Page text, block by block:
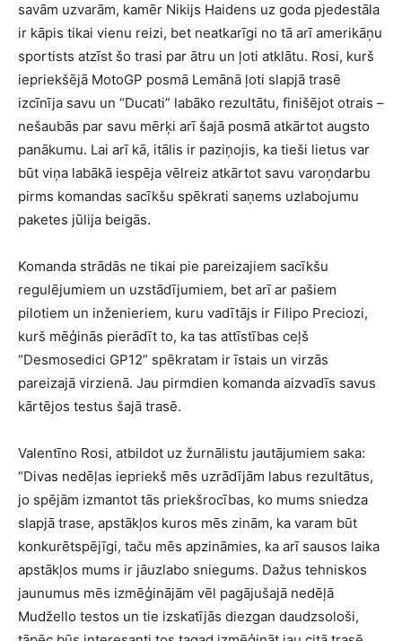
savām uzvarām, kamēr Nikijs Haidens uz goda pjedestāla
ir kāpis tikai vienu reizi, bet neatkarīgi no tā arī amerikāņu
sportists atzīst šo trasi par ātru un ļoti atklātu. Rosi, kurš
iepriekšējā MotoGP posmā Lemānā ļoti slapjā trasē
izcīnīja savu un “Ducati” labāko rezultātu, finišējot otrais –
nešaubās par savu mērķi arī šajā posmā atkārtot augsto
panākumu. Lai arī kā, itālis ir paziņojis, ka tieši lietus var
būt viņa labākā iespēja vēlreiz atkārtot savu varoņdarbu
pirms komandas sacīkšu spēkrati saņems uzlabojumu
paketes jūlija beigās.
Komanda strādās ne tikai pie pareizajiem sacīkšu
regulējumiem un uzstādījumiem, bet arī ar pašiem
pilotiem un inženieriem, kuru vadītājs ir Filipo Preciozi,
kurš mēģinās pierādīt to, ka tas attīstības ceļš
“Desmosedici GP12” spēkratam ir īstais un virzās
pareizajā virzienā. Jau pirmdien komanda aizvadīs savus
kārtējos testus šajā trasē.
Valentīno Rosi, atbildot uz žurnālistu jautājumiem saka:
“Divas nedēļas iepriekš mēs uzrādījām labus rezultātus,
jo spējām izmantot tās priekšrocības, ko mums sniedza
slapjā trase, apstākļos kuros mēs zinām, ka varam būt
konkurētspējīgi, taču mēs apzināmies, ka arī sausos laika
apstākļos mums ir jāuzlabo sniegums. Dažus tehniskos
jaunumus mēs izmēģinājām vēl pagājušajā nedēļā
Mudžello testos un tie izskatījās diezgan daudzsološi,